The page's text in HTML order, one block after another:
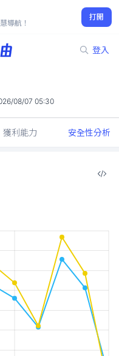
導航！
打開
登入
08/07 05:30
獲利能力 安全性分析